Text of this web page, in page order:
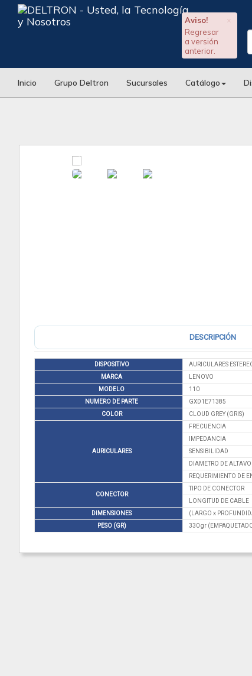
×
Aviso!
Regresar
a versión
anterior.
Inicio Grupo Deltron Sucursales Catálogo
DESCRIPCIÓN
DISPOSITIVO
AURICULARES
MARCA
LENOVO
MODELO
110
NUMERO DE PARTE
GXD1E71385
COLOR
CLOUD GREY (GRIS)
AURICULARES
FRECUENCIA
IMPEDANCIA
SENSIBILIDAD
DIAMETRO DE
REQUERIMIENTO DE
CONECTOR
TIPO DE CONECTOR
LONGITUD DE CABLE
DIMENSIONES
(LARGO x
PESO (GR)
330 gr